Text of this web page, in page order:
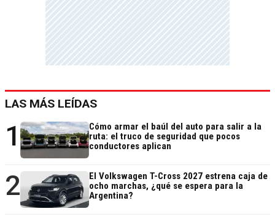
LAS MÁS LEÍDAS
1
Cómo armar el baúl del auto para salir a la
ruta: el truco de seguridad que pocos
conductores aplican
2
El Volkswagen T-Cross 2027 estrena caja de
ocho marchas, ¿qué se espera para la
Argentina?